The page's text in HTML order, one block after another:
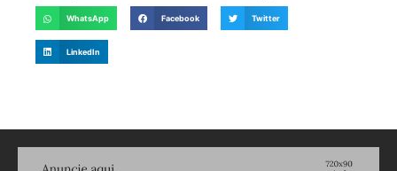
WhatsApp Facebook Twitter
LinkedIn